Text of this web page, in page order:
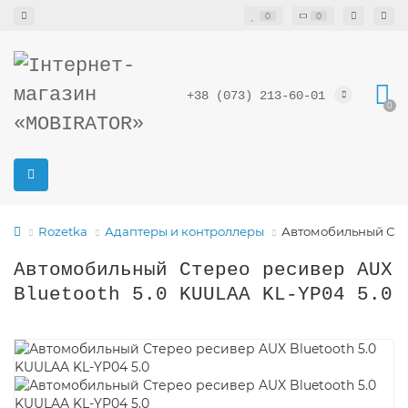
0 0
+38 (073) 213-60-01
0
Rozetka Адаптеры и контроллеры Автомобильный
Автомобильный Стерео ресивер AUX
Bluetooth 5.0 KUULAA KL-YP04 5.0